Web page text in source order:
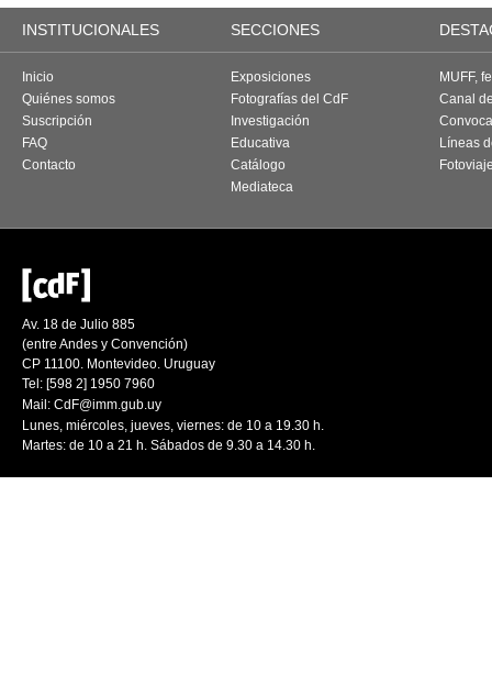
INSTITUCIONALES SECCIONES
Inicio
Quiénes somos
Suscripción
FAQ
Contacto
Exposiciones
Fotografías del CdF
Investigación
Educativa
Catálogo
Mediateca
MUFF,
Canal
Líneas
Av. 18 de Julio 885
(entre Andes y Convención)
CP 11100. Montevideo. Uruguay
Tel: [598 2] 1950 7960
Mail: CdF@imm.gub.uy
Lunes, miércoles, jueves, viernes: de 10 a 19.30 h.
Martes: de 10 a 21 h. Sábados de 9.30 a 14.30 h.